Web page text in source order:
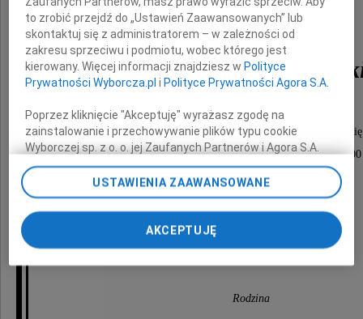
Zbigniew
Msza święta i ceremonia pogrzebowa odbędą się
w dniu 17 września 2024 roku o godzinie 13:00
w kaplicy cmentarza parafialnego
przy ulicy Bujwida we Wrocławiu.
Rodzina
to zrobić przejdź do „Ustawień Zaawansowanych” lub
skontaktuj się z administratorem – w zależności od
zakresu sprzeciwu i podmiotu, wobec którego jest
kierowany. Więcej informacji znajdziesz w Polityce
Prywatności Wyborcza.pl i Polityce Prywatności Agora S.A.
Poprzez kliknięcie "Akceptuję" wyrażasz zgodę na
zainstalowanie i przechowywanie plików typu cookie
Wyborczej sp. z o. o. jej Zaufanych Partnerów i Agora S.A.
na Twoim urządzeniu końcowym. Możesz też w każdej
chwili zmienić swoje preferencje dot. plików cookie,
ponownie wywołując narzędzie do zarządzania Twoimi
preferencjami dot. przetwarzania danych poprzez
odnośnik „Ustawienia prywatności” w stopce serwisu i
przechodząc do sekcji „Ustawienia zaawansowane”.
USTAWIENIA ZAAWANSOWANE
AKCEPTUJĘ